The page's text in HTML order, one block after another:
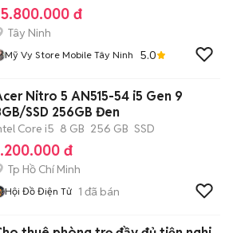
đ
Tây Ninh
Mỹ Vy Store Mobile Tây Ninh 5.0
Nitro 5 AN515-54 i5 Gen 9
SSD 256GB Đen
Core i5 8 GB 256 GB SSD
đ
Tp Hồ Chí Minh
Hội Đồ Điện Tử 1 đã bán